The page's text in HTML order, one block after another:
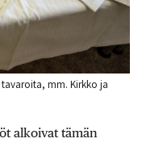
mm. Kirkko ja
alkoivat tämän